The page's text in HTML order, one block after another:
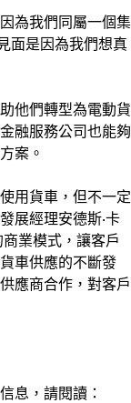
為我們同屬一個集
面是因為我們想真
他們轉型為電動貨
融服務公司也能夠
案。
用貨車，但不一定
展經理安德斯·卡
業模式，讓客戶
車供應的不斷發
應商合作，對客戶
息，請閱讀：